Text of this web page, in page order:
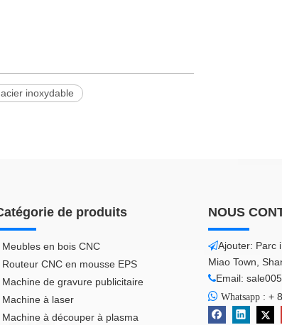
inoxydable
de produits
Meubles en bois CNC
Routeur CNC en mousse EPS
Machine de gravure publicitaire
Machine à laser
Machine à découper à plasma
NOUS
Ajouter: Parc
Miao Town,
Email:
 Whatsapp : +